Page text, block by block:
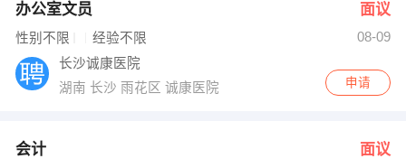
办公室文员 面议
性别不限 经验不限
08-09
长沙诚康医院
湖南 长沙 雨花区 诚康医院
申请
会计 面议